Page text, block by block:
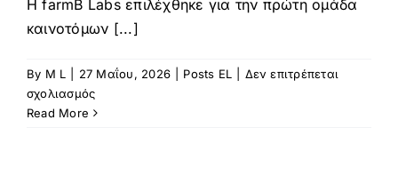
Η farmB Labs επιλέχθηκε για την πρώτη ομάδα
καινοτόμων [...]
By M L 27 Μαΐου, 2026 Posts EL
Δεν επιτρέπεται
σχολιασμόςστο
Η
Read More